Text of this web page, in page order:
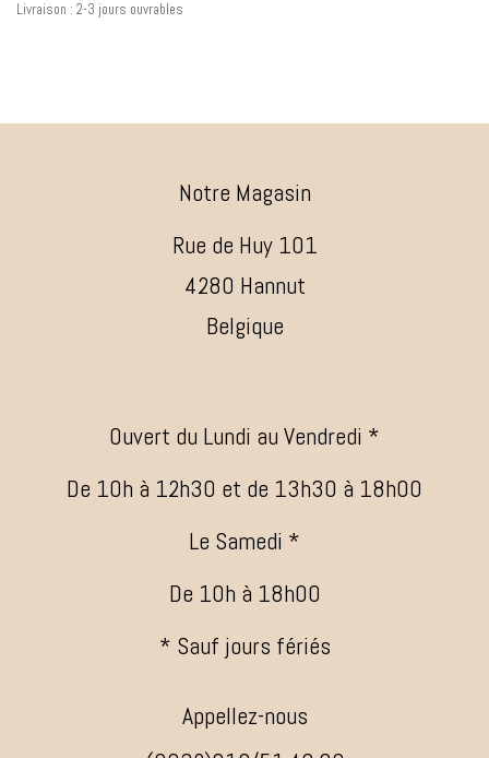
Livraison : 2-3 jours ouvrables
Notre Magasin
Rue de Huy 101
4280 Hannut
Belgique
Ouvert du Lundi au Vendredi *
De 10h à 12h30 et de 13h30 à 18h00
Le Samedi *
De 10h à 18h00
* Sauf jours fériés
Appellez-nous